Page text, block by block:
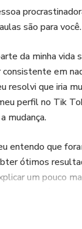
são para você.
da minha vida
consistente em
resolvi que iria
perfil no Tik
mudança.
entendo que
ótimos
um pouco